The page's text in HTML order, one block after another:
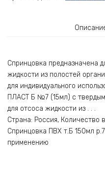
Спринцовка предназначена
жидкости из полостей
для индивидуального
ПЛАСТ Б №7 (15мл) с
для отсоса жидкости из . . .
Страна: Россия, Количество
Спринцовка ПВХ т.Б 150мл
применению